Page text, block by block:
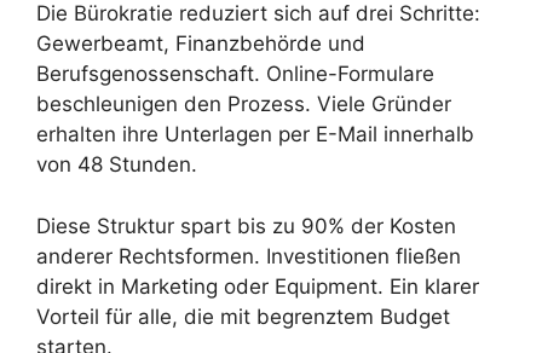
Die Bürokratie reduziert sich auf drei Schritte:
Gewerbeamt, Finanzbehörde und
Berufsgenossenschaft. Online-Formulare
beschleunigen den Prozess. Viele Gründer
erhalten ihre Unterlagen per E-Mail innerhalb
von 48 Stunden.
Diese Struktur spart bis zu 90% der Kosten
anderer Rechtsformen. Investitionen fließen
direkt in Marketing oder Equipment. Ein klarer
Vorteil für alle, die mit begrenztem Budget
starten.